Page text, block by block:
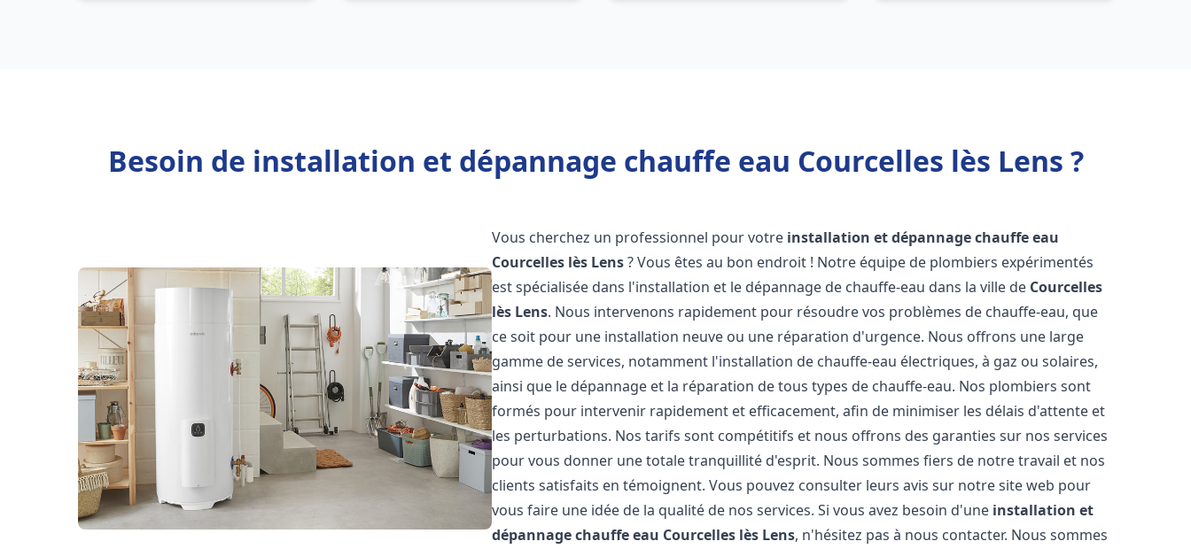
Besoin de installation et dépannage chauffe eau Courcelles lès Lens ?
Vous cherchez un professionnel pour votre installation et dépannage chauffe eau
Courcelles lès Lens? Vous êtes au bon endroit ! Notre équipe de plombiers expérimentés
est spécialisée dans l'installation et le dépannage de chauffe-eau dans la ville de Courcelles
lès Lens. Nous intervenons rapidement pour résoudre vos problèmes de chauffe-eau, que
ce soit pour une installation neuve ou une réparation d'urgence. Nous offrons une large
gamme de services, notamment l'installation de chauffe-eau électriques, à gaz ou solaires,
ainsi que le dépannage et la réparation de tous types de chauffe-eau. Nos plombiers sont
formés pour intervenir rapidement et efficacement, afin de minimiser les délais d'attente et
les perturbations. Nos tarifs sont compétitifs et nous offrons des garanties sur nos services
pour vous donner une totale tranquillité d'esprit. Nous sommes fiers de notre travail et nos
clients satisfaits en témoignent. Vous pouvez consulter leurs avis sur notre site web pour
vous faire une idée de la qualité de nos services. Si vous avez besoin d'une installation et
dépannage chauffe eau Courcelles lès Lens, n'hésitez pas à nous contacter. Nous sommes